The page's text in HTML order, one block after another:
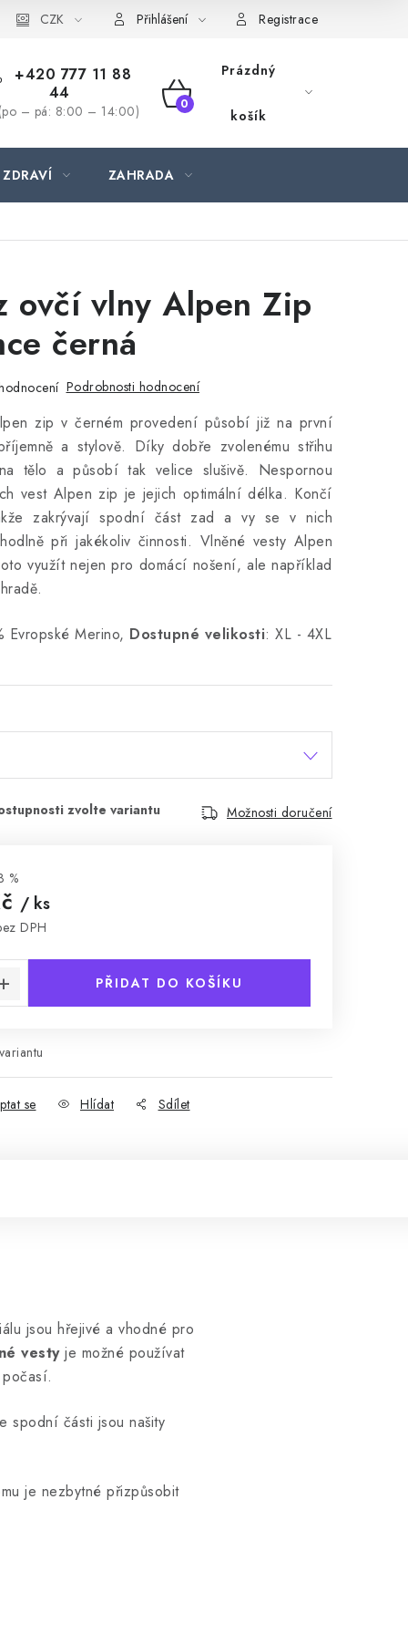
CZK Přihlášení Registrace
+420 777 11 88
44
(po – pá: 8:00 – 14:00)
NÁKUPNÍ
Prázdný
košík
ZAHRADA
ovčí vlny Alpen Zip
černá
Podrobnosti hodnocení
zip v černém provedení působí již na první
a stylově. Díky dobře zvolenému střihu
tělo a působí tak velice slušivě. Nespornou
vest Alpen zip je jejich optimální délka. Končí
zakrývají spodní část zad a vy se v nich
při jakékoliv činnosti. Vlněné vesty Alpen
využít nejen pro domácí nošení, ale například
Evropské Merino, Dostupné velikosti: XL - 4XL
Možnosti doručení
%
/ ks
DPH
PŘIDAT DO KOŠÍKU
se Hlídat Sdílet
jsou hřejivé a vhodné pro
vestyje možné používat
spodní části jsou našity
je nezbytné přizpůsobit